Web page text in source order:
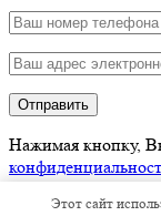
Нажимая кнопку,
персональных
Этот сайт